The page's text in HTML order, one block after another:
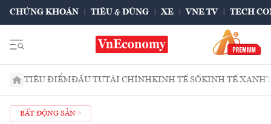
CHỨNG KHOÁN TIÊU & DÙNG XE VNE TV TECH
TIÊU ĐIỂMĐẦU TƯTÀI CHÍNHKINH TẾ SỐKINH TẾ XANH
BẤT ĐỘNG SẢN